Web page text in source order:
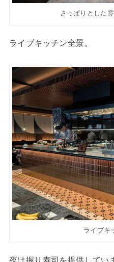
さっぱりとした
ライブキッチン全景。
ライブキ